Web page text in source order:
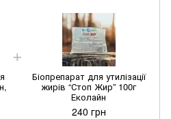
Біопрепарат для утилізації
жирів “Стоп Жир” 100г
Еколайн
240 грн